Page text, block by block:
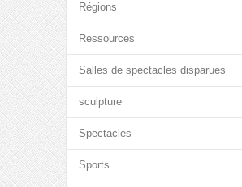
Régions
Ressources
Salles de spectacles disparues
sculpture
Spectacles
Sports